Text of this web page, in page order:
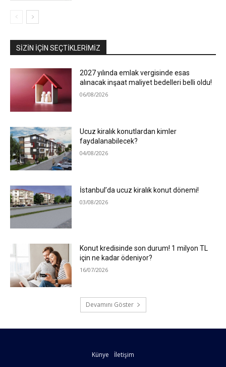
SIZIN İÇIN SEÇTIKLERIMIZ
2027 yılında emlak vergisinde esas
alınacak inşaat maliyet bedelleri belli oldu!
06/08/2026
Ucuz kiralık konutlardan kimler
faydalanabilecek?
04/08/2026
İstanbul’da ucuz kiralık konut dönemi!
03/08/2026
Konut kredisinde son durum! 1 milyon TL
için ne kadar ödeniyor?
16/07/2026
Devamını Göster
Künye İletişim